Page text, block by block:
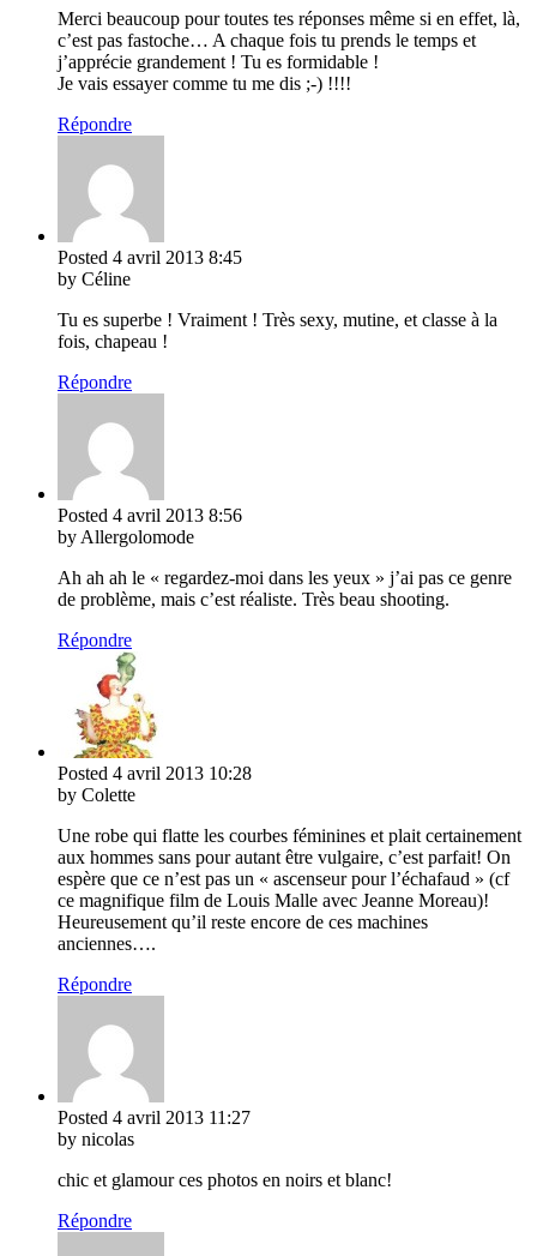
Merci beaucoup pour toutes tes réponses même si en effet, là,
c’est pas fastoche… A chaque fois tu prends le temps et
j’apprécie grandement ! Tu es formidable !
Je vais essayer comme tu me dis ;-) !!!!
Répondre
Posted 4 avril 2013 8:45
by Céline
Tu es superbe ! Vraiment ! Très sexy, mutine, et classe à la
fois, chapeau !
Répondre
Posted 4 avril 2013 8:56
by Allergolomode
Ah ah ah le « regardez-moi dans les yeux » j’ai pas ce genre
de problème, mais c’est réaliste. Très beau shooting.
Répondre
Posted 4 avril 2013 10:28
by Colette
Une robe qui flatte les courbes féminines et plait certainement
aux hommes sans pour autant être vulgaire, c’est parfait! On
espère que ce n’est pas un « ascenseur pour l’échafaud » (cf
ce magnifique film de Louis Malle avec Jeanne Moreau)!
Heureusement qu’il reste encore de ces machines
anciennes….
Répondre
Posted 4 avril 2013 11:27
by nicolas
chic et glamour ces photos en noirs et blanc!
Répondre